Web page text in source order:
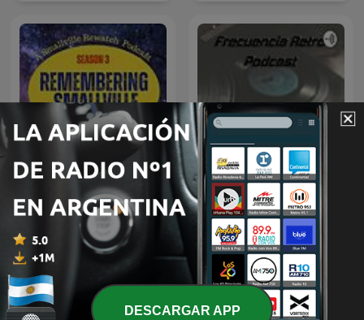
Remembering Smallville Frecuencia Retro
DESCARGAR APP